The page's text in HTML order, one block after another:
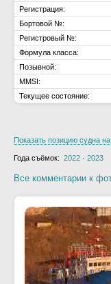
Регистрация:
Бортовой №:
Регистровый №:
Формула класса:
Позывной:
MMSI:
Текущее состояние:
Показать позицию судна
Года съёмок: 2022 · 2023
Все комментарии к